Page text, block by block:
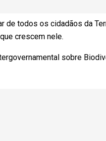
de todos os cidadãos da
crescem nele.
sobre